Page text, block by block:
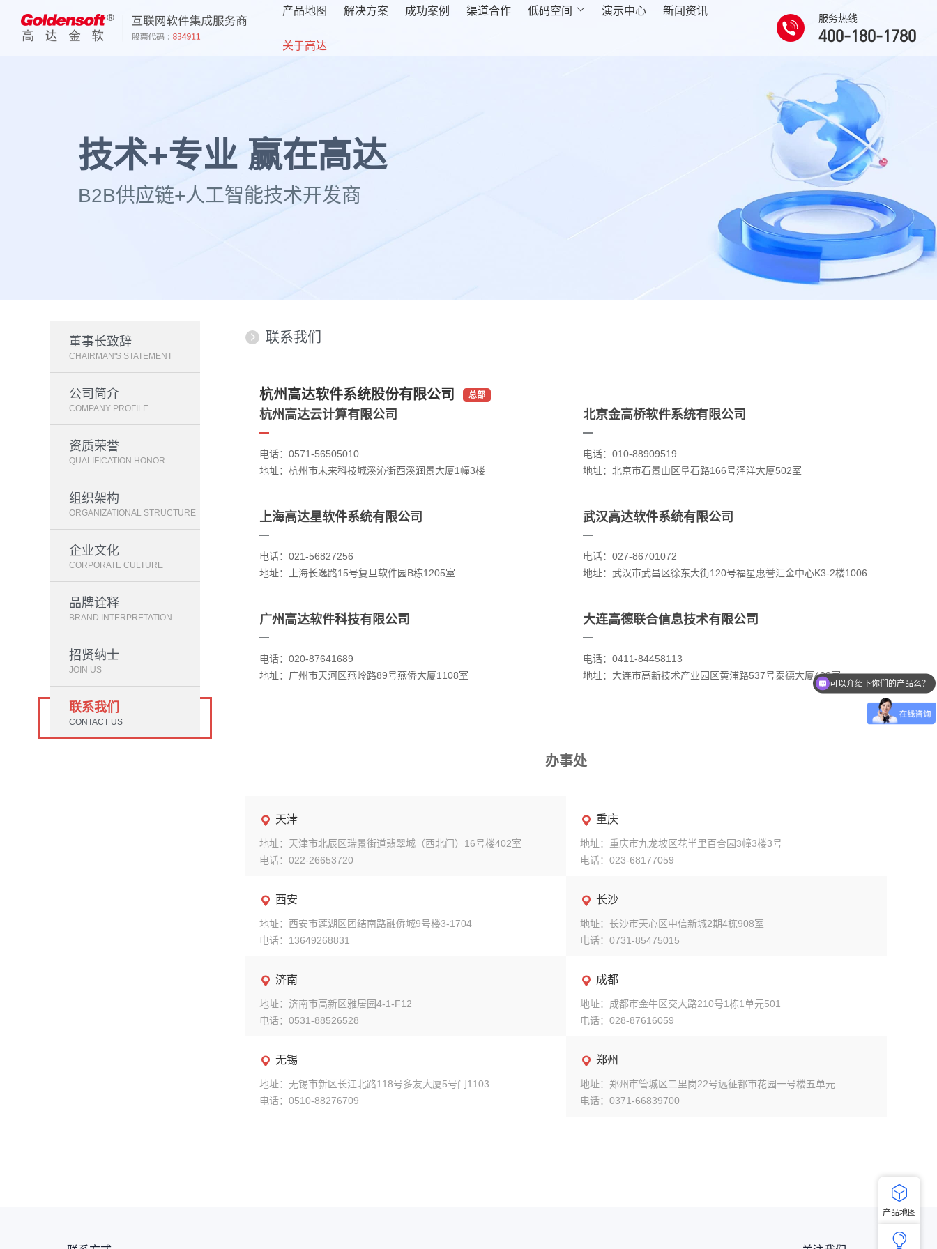
产品地图 解决方案 成功案例 渠道合作 低码空间  演示中心 新闻资讯
关于高达
服务热线
400-180-1780

产品地图

技术+专业 赢在高达
B2B供应链+人工智能技术开发商
董事长致辞
CHAIRMAN'S STATEMENT
公司简介
COMPANY PROFILE
资质荣誉
QUALIFICATION HONOR
组织架构
ORGANIZATIONAL STRUCTURE
企业文化
CORPORATE CULTURE
品牌诠释
BRAND INTERPRETATION
招贤纳士
JOIN US
联系我们
CONTACT US
 联系我们
杭州高达软件系统股份有限公司 总部
杭州高达云计算有限公司
电话：0571-56505010
地址：杭州市未来科技城溪沁街西溪润景大厦1幢3楼
北京金高桥软件系统有限公司
电话：010-88909519
地址：北京市石景山区阜石路166号泽洋大厦502室
上海高达星软件系统有限公司
电话：021-56827256
地址：上海长逸路15号复旦软件园B栋1205室
武汉高达软件系统有限公司
电话：027-86701072
地址：武汉市武昌区徐东大街120号福星惠誉汇金中心K3-2楼1006
广州高达软件科技有限公司
电话：020-87641689
地址：广州市天河区燕岭路89号燕侨大厦1108室
大连高德联合信息技术有限公司
电话：0411-84458113
地址：大连市高新技术产业园区黄浦路537号泰德大厦409室
办事处
 天津
地址：天津市北辰区瑞景街道翡翠城（西北门）16号楼402室
电话：022-26653720
 重庆
地址：重庆市九龙坡区花半里百合园3幢3楼3号
电话：023-68177059
 西安
地址：西安市莲湖区团结南路融侨城9号楼3-1704
电话：13649268831
 长沙
地址：长沙市天心区中信新城2期4栋908室
电话：0731-85475015
 济南
地址：济南市高新区雅居园4-1-F12
电话：0531-88526528
 成都
地址：成都市金牛区交大路210号1栋1单元501
电话：028-87616059
 无锡
地址：无锡市新区长江北路118号多友大厦5号门1103
电话：0510-88276709
 郑州
地址：郑州市管城区二里岗22号远征都市花园一号楼五单元
电话：0371-66839700
你们是怎么收费的呢？